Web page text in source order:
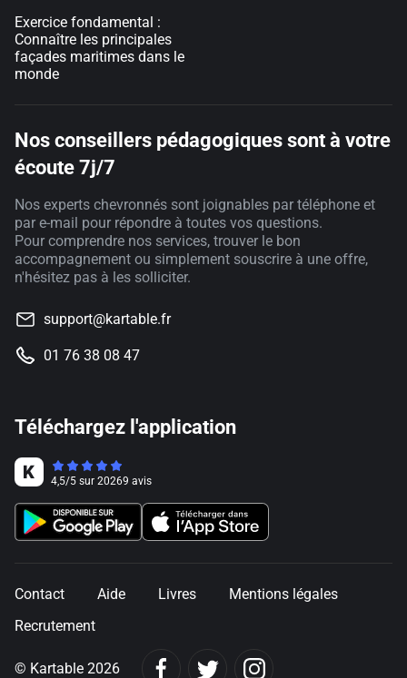
Exercice fondamental :
Connaître les principales
façades maritimes dans le
monde
Nos conseillers pédagogiques sont à votre
écoute 7j/7
Nos experts chevronnés sont joignables par téléphone et
par e-mail pour répondre à toutes vos questions.
Pour comprendre nos services, trouver le bon
accompagnement ou simplement souscrire à une offre,
n'hésitez pas à les solliciter.
support@kartable.fr
01 76 38 08 47
Téléchargez l'application
4,5/5 sur 20269 avis
Contact Aide Livres
Mentions légales
Recrutement
© Kartable 2026